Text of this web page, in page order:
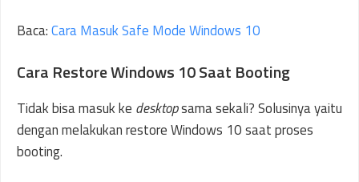
Baca:Cara Masuk Safe Mode Windows 10
Cara Restore Windows 10 Saat Booting
Tidak bisa masuk ke desktopsama sekali? Solusinya yaitu
dengan melakukan restore Windows 10 saat proses
booting.